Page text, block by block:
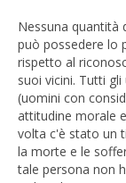
Nessuna quantità
può possedere lo
rispetto al
suoi vicini. Tutti
(uomini con
attitudine morale
volta c'è stato un
la morte e le
tale persona non